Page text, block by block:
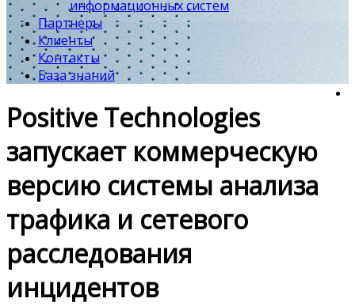
информационных систем
Партнеры
Клиенты
Контакты
База знаний
Positive Technologies
запускает коммерческую
версию системы анализа
трафика и сетевого
расследования
инцидентов